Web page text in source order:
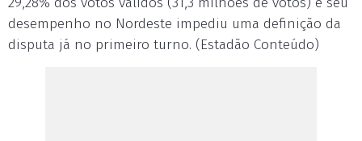
desempenho no Nordeste impediu uma definição da
disputa já no primeiro turno. (Estadão Conteúdo)